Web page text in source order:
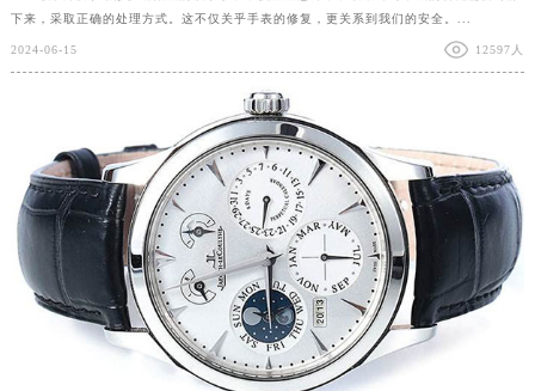
下来，采取正确的处理方式。这不仅关乎手表的修复，更关系到我们的安全。...
2024-06-15 12597人